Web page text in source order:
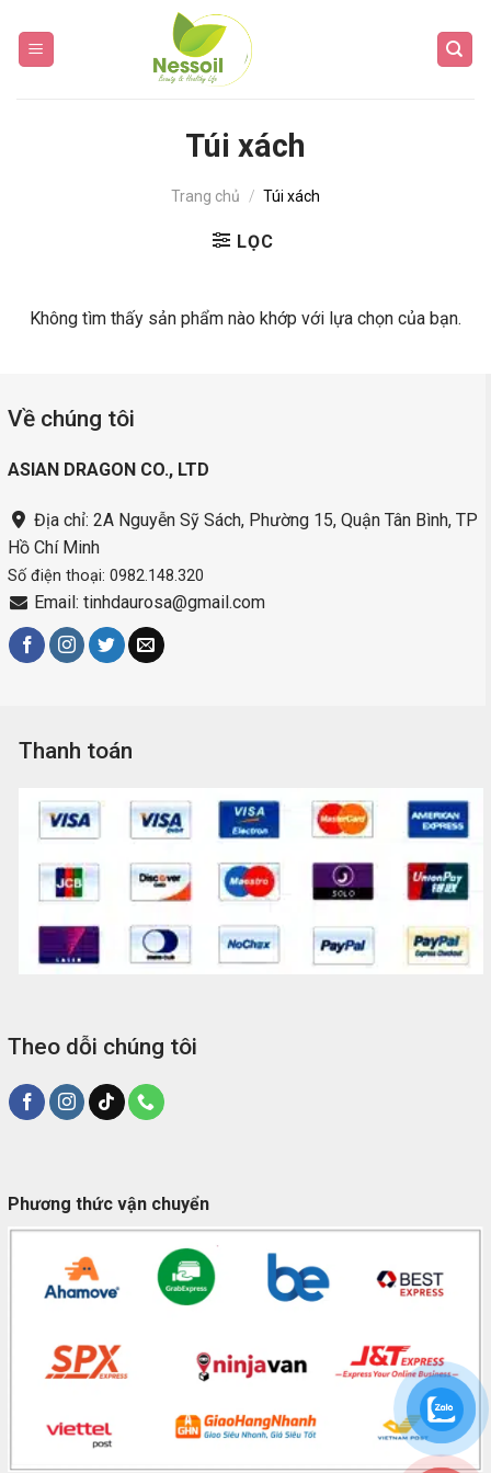
content
Túi xách
Trang chủ / Túi xách
LỌC
Không tìm thấy sản phẩm nào khớp với lựa chọn của bạn.
Về chúng tôi
ASIAN DRAGON CO., LTD
Địa chỉ: 2A Nguyễn Sỹ Sách, Phường 15, Quận Tân Bình, TP
Hồ Chí Minh
Số điện thoại: 0982.148.320
Email: tinhdaurosa@gmail.com
Thanh toán
Theo dỗi chúng tôi
Phương thức vận chuyển